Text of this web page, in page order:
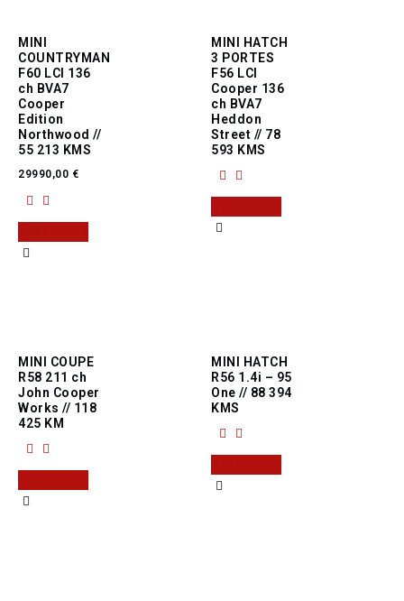
MINI
COUNTRYMAN
F60 LCI 136
ch BVA7
Cooper
Edition
Northwood //
55 213 KMS
29990,00 €
MINI HATCH
3 PORTES
F56 LCI
Cooper 136
ch BVA7
Heddon
Street // 78
593 KMS
MINI COUPE
R58 211 ch
John Cooper
Works // 118
425 KM
MINI HATCH
R56 1.4i – 95
One // 88 394
KMS